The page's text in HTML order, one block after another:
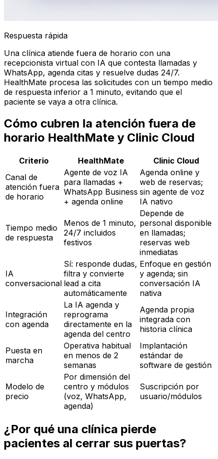
Respuesta rápida
Una clínica atiende fuera de horario con una
recepcionista virtual con IA que contesta llamadas y
WhatsApp, agenda citas y resuelve dudas 24/7.
HealthMate procesa las solicitudes con un tiempo medio
de respuesta inferior a 1 minuto, evitando que el
paciente se vaya a otra clínica.
Cómo cubren la atención fuera de
horario HealthMate y Clinic Cloud
Criterio HealthMate
Clinic Cloud
Canal de
atención fuera
de horario
Agente de voz IA
para llamadas +
WhatsApp Business
+ agenda online
Agenda online y
web de reservas;
sin agente de voz
IA nativo
Tiempo medio
de respuesta
Menos de 1 minuto,
24/7 incluidos
festivos
Depende de
personal disponible
en llamadas;
reservas web
inmediatas
IA
conversacional
Sí: responde dudas,
filtra y convierte
lead a cita
automáticamente
Enfoque en gestión
y agenda; sin
conversación IA
nativa
Integración
con agenda
La IA agenda y
reprograma
directamente en la
agenda del centro
Agenda propia
integrada con
historia clínica
Puesta en
marcha
Operativa habitual
en menos de 2
semanas
Implantación
estándar de
software de gestión
Modelo de
precio
Por dimensión del
centro y módulos
(voz, WhatsApp,
agenda)
Suscripción por
usuario/módulos
¿Por qué una clínica pierde
pacientes al cerrar sus puertas?